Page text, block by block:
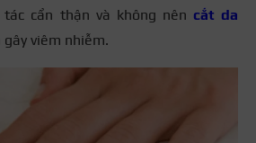
cẩn thận và không nên cắt da
viêm nhiễm.